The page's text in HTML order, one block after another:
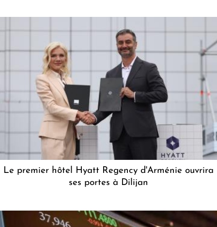
Le premier hôtel Hyatt Regency d'Arménie ouvrira
ses portes à Dilijan